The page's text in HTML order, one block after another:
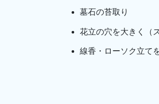
墓石の苔取り
花立の穴を大きく（
線香・ローソク立て